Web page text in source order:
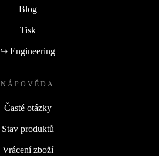
Blog
Tisk
↪ Engineering
NÁPOVĚDA
Časté otázky
Stav produktů
Vrácení zboží